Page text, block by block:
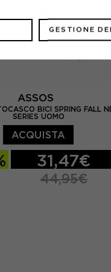
ASSOS
BICI SPRING FALL
SERIES UOMO
ACQUISTA
31,47€
44,95€
GESTIONE